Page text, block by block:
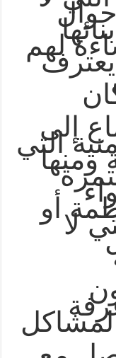
لهم
إلى
التي
ومنها
أو
لا